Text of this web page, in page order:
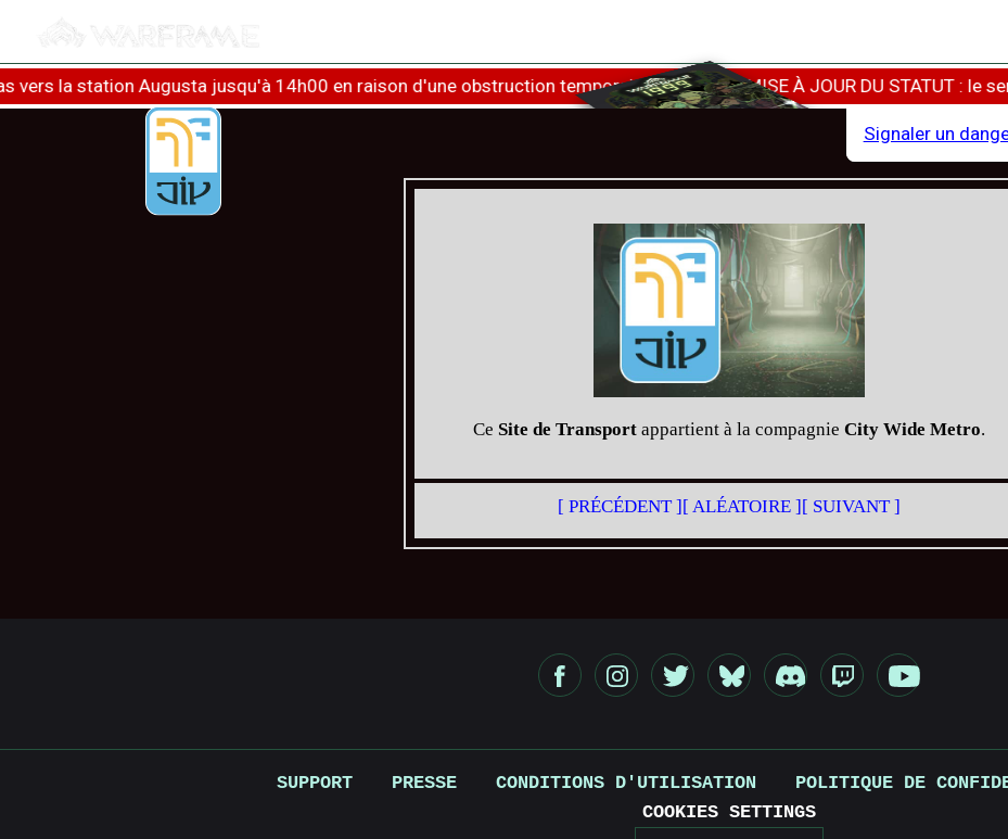
la station Augusta jusqu'à 14h00 en raison d'une obstruction temporaire de Techrot.MISE À JOUR DU STATUT : le
Signaler un
Ce Site de Transport appartient à la compagnie City Wide Metro.
[ PRÉCÉDENT ][ ALÉATOIRE ][ SUIVANT ]
SUPPORT PRESSE CONDITIONS D'UTILISATION POLITIQUE DE
COOKIES SETTINGS